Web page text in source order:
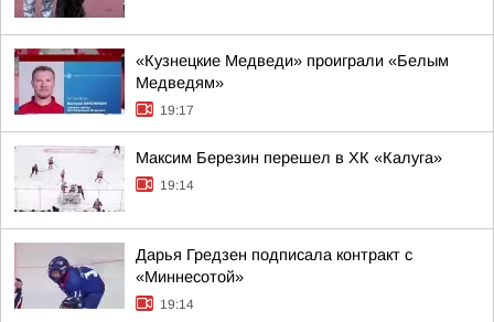
«Кузнецкие Медведи» проиграли «Белым
Медведям»
19:17
Максим Березин перешел в ХК «Калуга»
19:14
Дарья Гредзен подписала контракт с
«Миннесотой»
19:14